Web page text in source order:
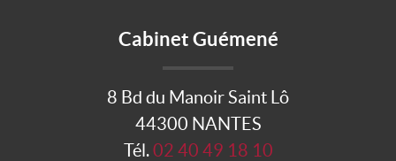
Cabinet Guémené
8 Bd du Manoir Saint Lô
44300 NANTES
Tél.02 40 49 18 10